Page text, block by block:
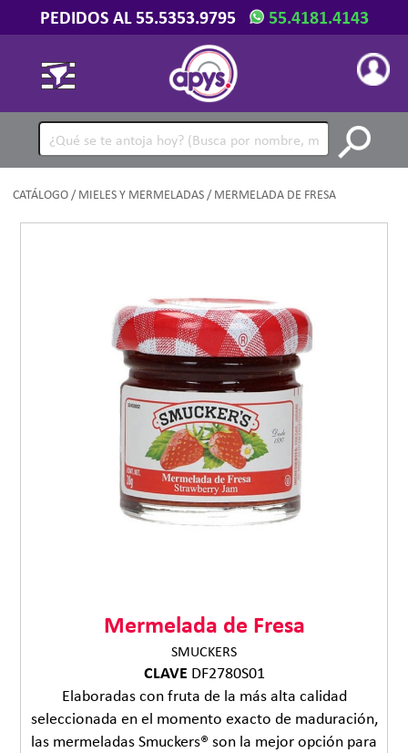
PEDIDOS AL 55.5353.9795 55.4181.4143
CATÁLOGO/MIELES Y MERMELADAS/ MERMELADA DE FRESA
Mermelada de Fresa
SMUCKERS
CLAVE DF2780S01
Elaboradas con fruta de la más alta calidad
seleccionada en el momento exacto de maduración,
las mermeladas Smuckers® son la mejor opción para